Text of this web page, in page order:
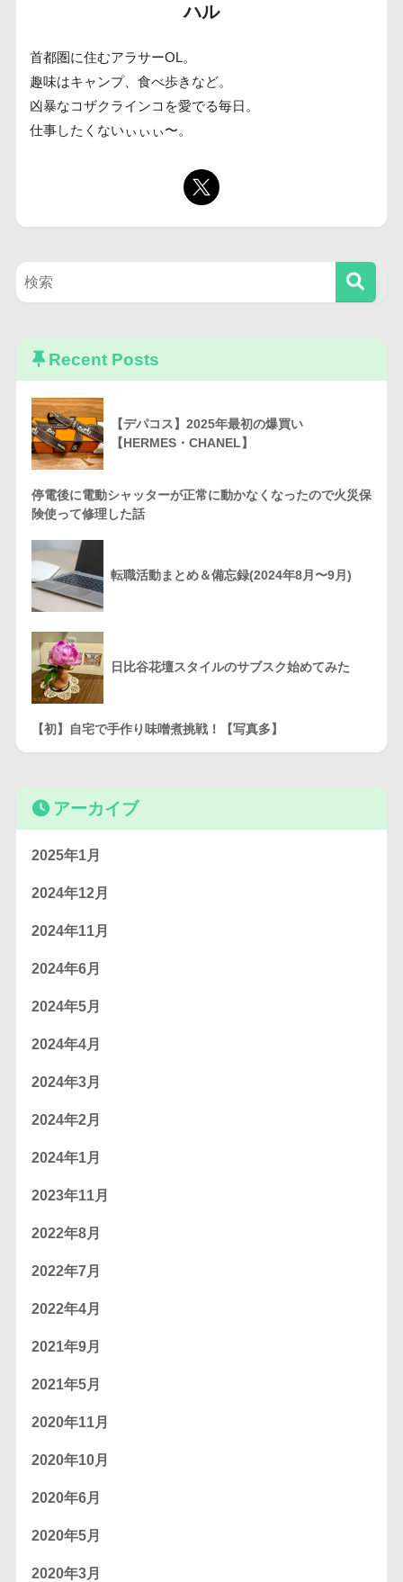
ハル
首都圏に住むアラサーOL。
趣味はキャンプ、食べ歩きなど。
凶暴なコザクラインコを愛でる毎日。
仕事したくないぃぃぃ〜。
Recent Posts
【デパコス】2025年最初の爆買い
【HERMES・CHANEL】
停電後に電動シャッターが正常に動かなくなったので火災保
険使って修理した話
転職活動まとめ＆備忘録(2024年8月〜9月)
日比谷花壇スタイルのサブスク始めてみた
【初】自宅で手作り味噌煮挑戦！【写真多】
アーカイブ
2025年1月
2024年12月
2024年11月
2024年6月
2024年5月
2024年4月
2024年3月
2024年2月
2024年1月
2023年11月
2022年8月
2022年7月
2022年4月
2021年9月
2021年5月
2020年11月
2020年10月
2020年6月
2020年5月
2020年3月